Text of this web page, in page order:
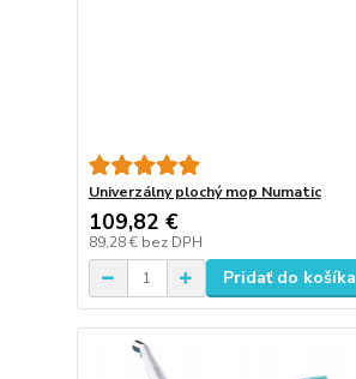
Univerzálny plochý mop Numatic
109,82 €
89,28 € bez DPH
Pridať do košíka